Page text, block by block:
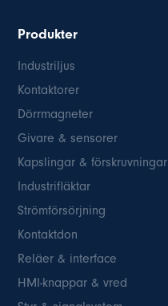
Produkter
Industriljus
Kontaktorer
Dörrmagneter
Givare & sensorer
Kapslingar & förskruvningar
Industrifläktar
Strömförsörjning
Kontaktdon
Reläer & interface
HMI-knappar & vred